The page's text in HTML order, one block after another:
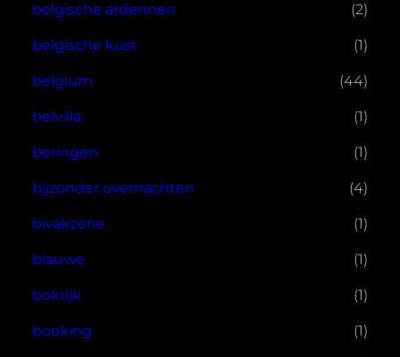
belgische ardennen (2)
belgische kust (1)
belgium (44)
belvilla (1)
beringen (1)
bijzonder overnachten (4)
bivakzone (1)
blauwe (1)
bokrijk (1)
booking (1)